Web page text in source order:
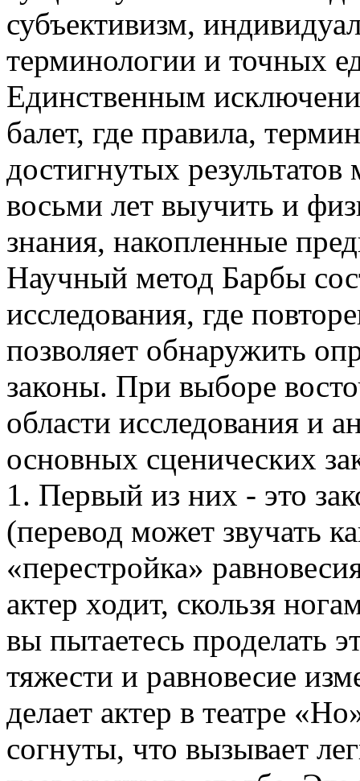
субъективизм,
терминологии и точных
Единственным
балет, где правила,
достигнутых
восьми лет выучить и
знания, накопленные
Научный метод Барбы
исследования, где
позволяет обнаружить
законы. При выборе
области исследования и
основных сценических
1. Первый из них - это
(перевод может звучать
«перестройка»
актер ходит, скользя
вы пытаетесь проделать
тяжести и равновесие
делает актер в театре
согнуты, что вызывает